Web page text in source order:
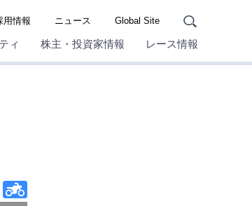
用情報 ニュース Global Site
ィ 株主・投資家情報 レース情報